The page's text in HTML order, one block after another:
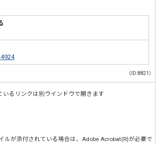
（ID:8821）
いるリンクは別ウインドウで開きます
ルが添付されている場合は、Adobe Acrobat(R)が必要で